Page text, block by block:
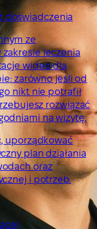
doświadczenia
ze
leczenia
wideo dla
zarówno jeśli od
nikt nie potrafił
rozwiązać
na wizytę.
uporządkować
plan działania
oraz
i potrzeb.